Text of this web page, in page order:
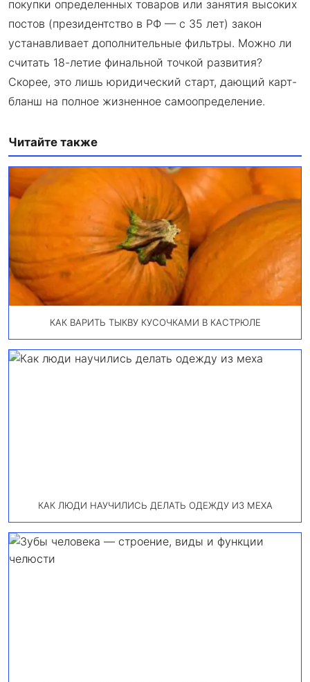
покупки определенных товаров или занятия высоких
постов (президентство в РФ — с 35 лет) закон
устанавливает дополнительные фильтры. Можно ли
считать 18-летие финальной точкой развития?
Скорее, это лишь юридический старт, дающий карт-
бланш на полное жизненное самоопределение.
Читайте также
КАК ВАРИТЬ ТЫКВУ КУСОЧКАМИ В КАСТРЮЛЕ
КАК ЛЮДИ НАУЧИЛИСЬ ДЕЛАТЬ ОДЕЖДУ ИЗ МЕХА